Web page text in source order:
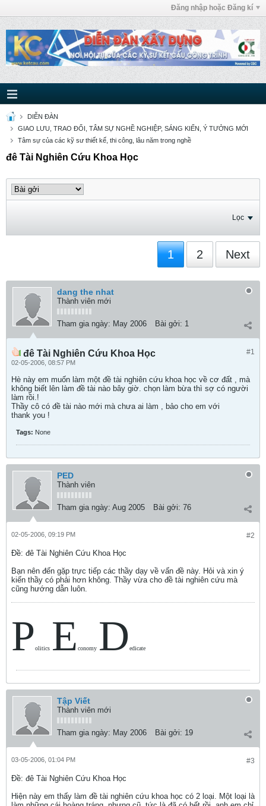
Đăng nhập hoặc Đăng kí
DIỄN ĐÀN
GIAO LƯU, TRAO ĐỔI, TÂM SỰ NGHỀ NGHIỆP, SÁNG KIẾN, Ý TƯỞNG MỚI
Tâm sự của các kỹ sư thiết kế, thi công, lâu năm trong nghề
đê Tài Nghiên Cứu Khoa Học
Lọc
1 2 Next
dang the nhat
Thành viên mới
Tham gia ngày: May 2006 Bài gởi: 1
#1
đê Tài Nghiên Cứu Khoa Học
02-05-2006, 08:57 PM
Hè này em muốn làm một đề tài nghiên cứu khoa học về cơ đất , mà
không biết lên làm đề tài nào bây giờ. chọn làm bừa thì sợ có người
làm rồi.!
Thầy cô có đề tài nào mới mà chưa ai làm , bảo cho em với
thank you !
Tags: None
PED
Thành viên
Tham gia ngày: Aug 2005 Bài gởi: 76
#2
02-05-2006, 09:19 PM
Ðề: đê Tài Nghiên Cứu Khoa Học
Bạn nên đến gặp trực tiếp các thầy dạy về vấn đề này. Hỏi và xin ý
kiến thầy có phải hơn không. Thầy vừa cho đề tài nghiên cứu mà
cũng hướng dẫn luôn.
Politics E conomy D edicate
Tập Viết
Thành viên mới
Tham gia ngày: May 2006 Bài gởi: 19
#3
03-05-2006, 01:04 PM
Ðề: đê Tài Nghiên Cứu Khoa Học
Hiện này em thấy làm đề tài nghiên cứu khoa học có 2 loại. Một loại là